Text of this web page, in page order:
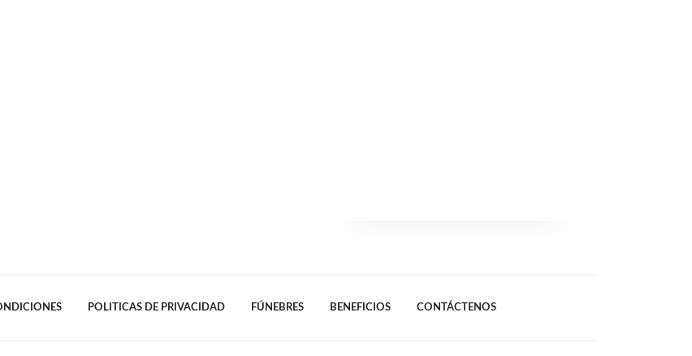
POLITICAS DE PRIVACIDAD FÚNEBRES BENEFICIOS CONTÁCTENOS